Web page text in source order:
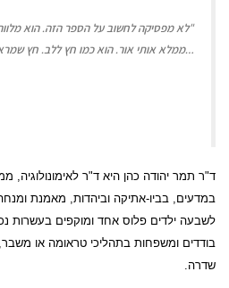
"לא מפסיקה לחשוב על הספר הזה. הוא
…ממלא אותי אור. הוא כמו חץ ללב. חץ
ד"ר תמר יהודה כהן היא ד"ר לאימונולוגיה,
במדעים, בביו-אתיקה וביהדות, מאמנת
לשבעה ילדים פלוס אחד ומוקפים בעשרות
בודדים ומשפחות בתהליכי טראומה או
שדרה.